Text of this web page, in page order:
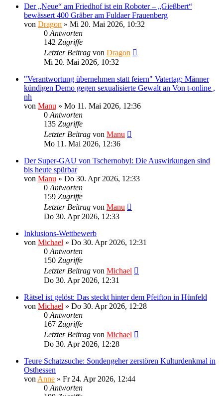
Der „Neue“ am Friedhof ist ein Roboter – „Gießbert“
bewässert 400 Gräber am Fuldaer Frauenberg
von Dragon » Mi 20. Mai 2026, 10:32
0 Antworten
142 Zugriffe
Letzter Beitrag von Dragon
Mi 20. Mai 2026, 10:32
"Verantwortung übernehmen statt feiern" Vatertag: Männer
kündigen Demo gegen sexualisierte Gewalt an Von t-online ,
nh
von Manu » Mo 11. Mai 2026, 12:36
0 Antworten
135 Zugriffe
Letzter Beitrag von Manu
Mo 11. Mai 2026, 12:36
Der Super-GAU von Tschernobyl: Die Auswirkungen sind
bis heute spürbar
von Manu » Do 30. Apr 2026, 12:33
0 Antworten
159 Zugriffe
Letzter Beitrag von Manu
Do 30. Apr 2026, 12:33
Inklusions-Wettbewerb
von Michael » Do 30. Apr 2026, 12:31
0 Antworten
150 Zugriffe
Letzter Beitrag von Michael
Do 30. Apr 2026, 12:31
Rätsel ist gelöst: Das steckt hinter dem Pfeifton in Hünfeld
von Michael » Do 30. Apr 2026, 12:28
0 Antworten
167 Zugriffe
Letzter Beitrag von Michael
Do 30. Apr 2026, 12:28
Teure Schatzsuche: Sondengeher zerstören Kulturdenkmal in
Osthessen
von Anne » Fr 24. Apr 2026, 12:44
0 Antworten